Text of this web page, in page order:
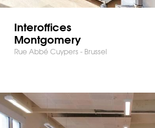
Interoffices
Montgomery
Rue Abbé Cuypers - Brussel